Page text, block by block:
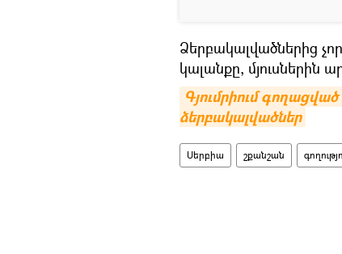
Ձերբակալվածներից
կալանքը, մյուսներին
Գյումրիում
ձերբակալվածներ
Սերբիա շքանշան